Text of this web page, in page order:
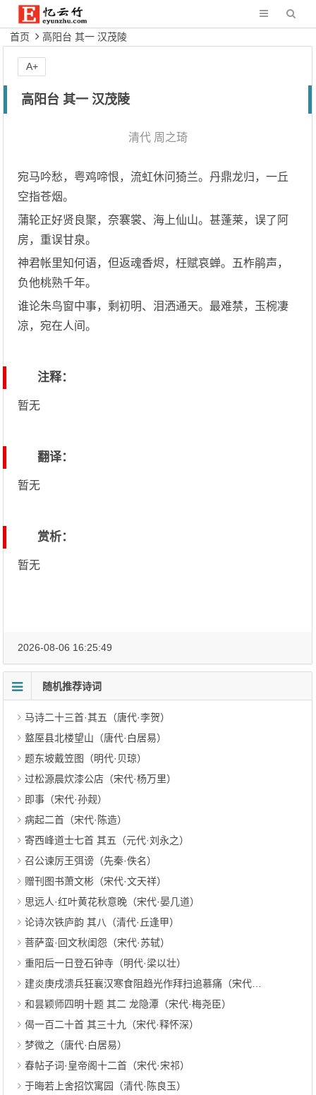
首页 高阳台 其一 汉茂陵
高阳台 其一 汉茂陵
清代 周之琦
宛马吟愁，粤鸡啼恨，流虹休问猗兰。丹鼎龙归，一丘
空指苍烟。
蒲轮正好贤良聚，奈褰裳、海上仙山。甚蓬莱，误了阿
房，重误甘泉。
神君帐里知何语，但返魂香烬，枉赋哀蝉。五柞鹃声，
负他桃熟千年。
谁论朱鸟窗中事，剩初明、泪洒通天。最难禁，玉椀凄
凉，宛在人间。
注释：
暂无
翻译：
暂无
赏析：
暂无
A+
2026-08-06 16:25:49
随机推荐诗词
马诗二十三首·其五（唐代·李贺）
盩厔县北楼望山（唐代·白居易）
题东坡戴笠图（明代·贝琼）
过松源晨炊漆公店（宋代·杨万里）
即事（宋代·孙觌）
病起二首（宋代·陈造）
寄西峰道士七首 其五（元代·刘永之）
召公谏厉王弭谤（先秦·佚名）
赠刊图书萧文彬（宋代·文天祥）
思远人·红叶黄花秋意晚（宋代·晏几道）
论诗次铁庐韵 其八（清代·丘逢甲）
菩萨蛮·回文秋闺怨（宋代·苏轼）
重阳后一日登石钟寺（明代·梁以壮）
建炎庚戌溃兵狂襄汉寒食阻趋光作拜扫追慕痛（宋代·张嵲）
和昙颖师四明十题 其二 龙隐潭（宋代·梅尧臣）
偈一百二十首 其三十九（宋代·释怀深）
梦微之（唐代·白居易）
春帖子词·皇帝阁十二首（宋代·宋祁）
于晦若上舍招饮寓园（清代·陈良玉）